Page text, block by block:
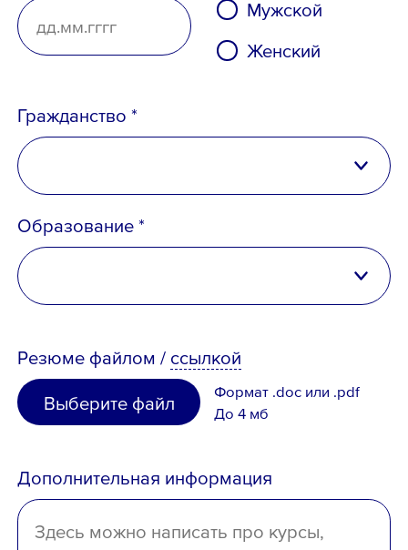
Мужской
Женский
Гражданство *
Российская Федерация
Беларусь
Казахстан
Узбекистан
Иное
Образование *
неполное высшее
среднее специальное
отсутствует
Резюме файлом / ссылкой
Выберите файл
Формат .doc или .pdf
До 4 мб
Дополнительная информация